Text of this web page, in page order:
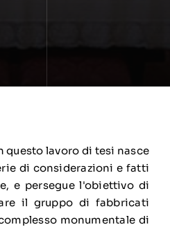
questo lavoro di tesi nasce
di considerazioni e fatti
e persegue l'obiettivo di
il gruppo di fabbricati
monumentale di